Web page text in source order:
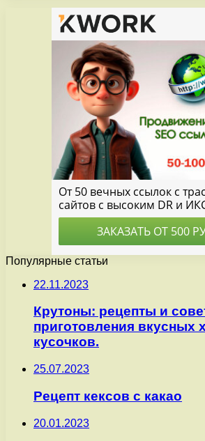
Популярные статьи
22.11.2023
Крутоны: рецепты и
приготовления вкусных
кусочков.
25.07.2023
Рецепт кексов с какао
20.01.2023